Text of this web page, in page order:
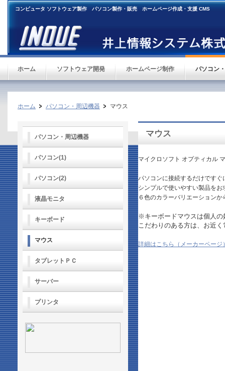
コンピュータ ソフトウェア製作 パソコン製作・販売 ホームページ作成・支援 CMS
ホーム ソフトウェア開発 ホームページ制作 パソコン
ホーム パソコン・周辺機器 マウス
マウス
マイクロソフト オプティカル
パソコンに接続するだけです
シンプルで使いやすい製品を
６色のカラーバリエーションか
※キーボードマウスは個人の
こだわりのある方は、お近
詳細はこちら（メーカーページ
パソコン・周辺機器
パソコン(1)
パソコン(2)
液晶モニタ
キーボード
マウス
タブレットＰＣ
サーバー
プリンタ